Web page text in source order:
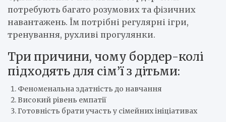
потребують багато розумових та фізичних
навантажень. Їм потрібні регулярні ігри,
тренування, рухливі прогулянки.
Три причини, чому бордер-колі
підходять для сім’ї з дітьми:
Феноменальна здатність до навчання
Високий рівень емпатії
Готовність брати участь у сімейних ініціативах